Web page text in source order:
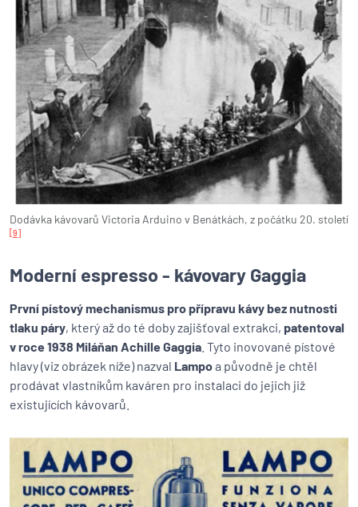
Dodávka kávovarů Victoria Arduino v Benátkách, z počátku 20. století
[9]
Moderní espresso - kávovary Gaggia
První pístový mechanismus pro přípravu kávy bez nutnosti
tlaku páry, který až do té doby zajišťoval extrakci, patentoval
v roce 1938 Miláňan Achille Gaggia . Tyto inovované pístové
hlavy (viz obrázek níže) nazval Lampoa původně je chtěl
prodávat vlastníkům kaváren pro instalaci do jejich již
existujících kávovarů.